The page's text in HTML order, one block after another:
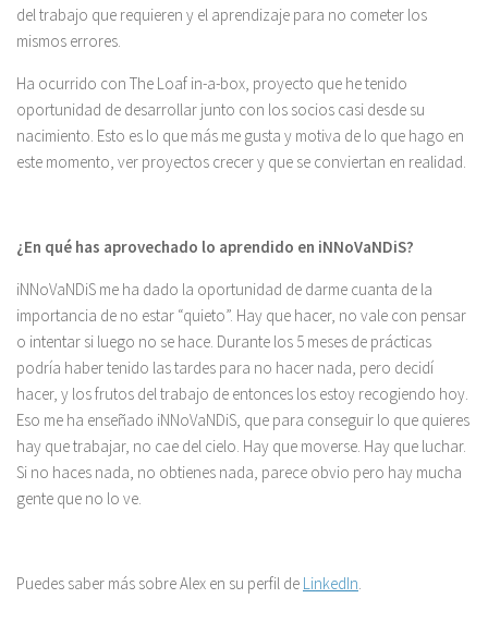
del trabajo que requieren y el aprendizaje para no cometer los
mismos errores.
Ha ocurrido con The Loaf in-a-box, proyecto que he tenido
oportunidad de desarrollar junto con los socios casi desde su
nacimiento. Esto es lo que más me gusta y motiva de lo que hago en
este momento, ver proyectos crecer y que se conviertan en realidad.
¿En qué has aprovechado lo aprendido en iNNoVaNDiS?
iNNoVaNDiS me ha dado la oportunidad de darme cuanta de la
importancia de no estar “quieto”. Hay que hacer, no vale con pensar
o intentar si luego no se hace. Durante los 5 meses de prácticas
podría haber tenido las tardes para no hacer nada, pero decidí
hacer, y los frutos del trabajo de entonces los estoy recogiendo hoy.
Eso me ha enseñado iNNoVaNDiS, que para conseguir lo que quieres
hay que trabajar, no cae del cielo. Hay que moverse. Hay que luchar.
Si no haces nada, no obtienes nada, parece obvio pero hay mucha
gente que no lo ve.
Puedes saber más sobre Alex en su perfil de LinkedIn.